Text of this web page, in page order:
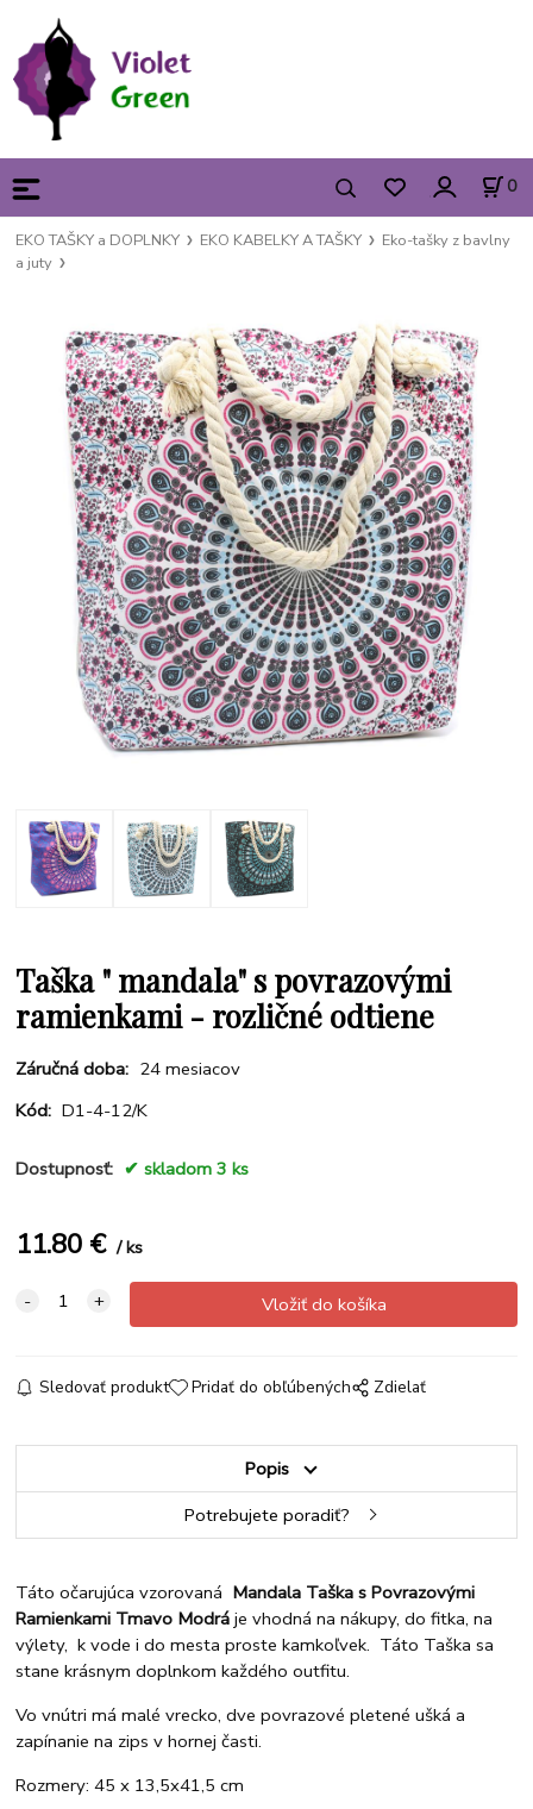
0
EKO TAŠKY a DOPLNKY EKO KABELKY A TAŠKY
Eko-tašky z bavlny
a juty
Taška " mandala" s povrazovými
ramienkami - rozličné odtiene
Záručná doba: 24 mesiacov
Kód: D1-4-12/K
Dostupnosť: skladom 3 ks
11.80 € ks
Sledovať produkt Pridať do obľúbených Zdielať
Popis
Potrebujete poradiť?
Táto očarujúca vzorovaná Mandala Taška s Povrazovými
Ramienkami Tmavo Modrá je vhodná na nákupy, do fitka, na
výlety, k vode i do mesta proste kamkoľvek. Táto Taška sa
stane krásnym doplnkom každého outfitu.
Vo vnútri má malé vrecko, dve povrazové pletené ušká a
zapínanie na zips v hornej časti.
Rozmery: 45 x 13,5x41,5 cm